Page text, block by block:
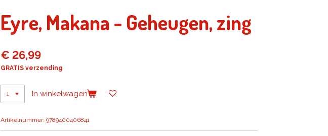
Eyre, Makana - Geheugen, zing
€ 26,99
GRATIS verzending
In winkelwagen
Artikelnummer: 9789400406841